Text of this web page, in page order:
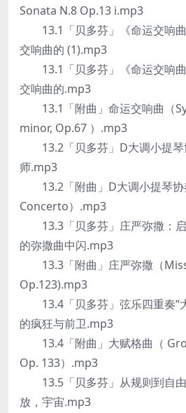
Sonata N.8 Op.13 i.mp3
13.1「贝多芬」《命运交响曲
交响曲的 (1).mp3
13.1「贝多芬」《命运交响曲
交响曲的.mp3
13.1「附曲」命运交响曲（
minor, Op.67 ）.mp3
13.2「贝多芬」D大调小提琴
师.mp3
13.2「附曲」D大调小提琴协
Concerto）.mp3
13.3「贝多芬」庄严弥撒：启
的弥撒曲中闪.mp3
13.3「附曲」庄严弥撒（
Op.123).mp3
13.4「贝多芬」弦乐四重奏“
的疯狂与前卫.mp3
13.4「附曲」大赋格曲（
Op. 133）.mp3
13.5「贝多芬」从规则到自由
放，宇宙.mp3